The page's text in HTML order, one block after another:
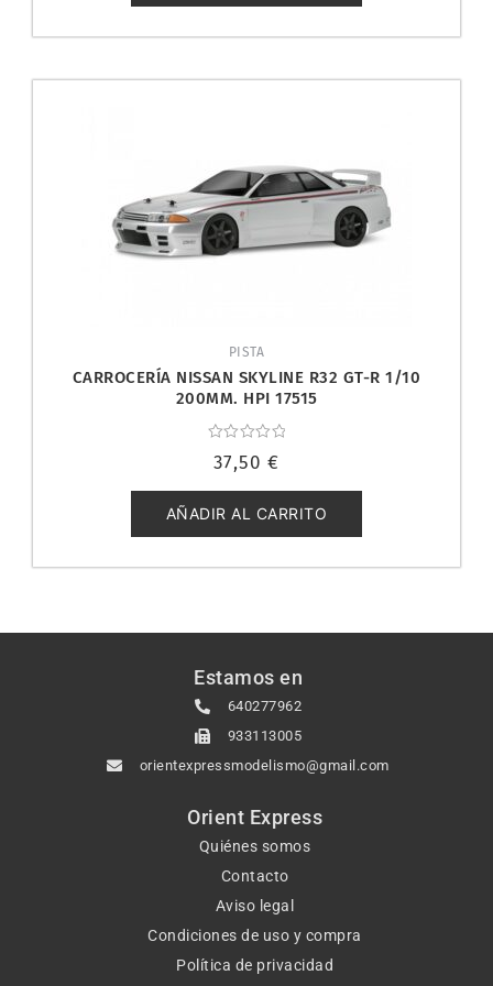
PISTA
CARROCERÍA NISSAN SKYLINE R32 GT-R 1/10
200MM. HPI 17515
con
de
5
37,50 €
AÑADIR AL CARRITO
Estamos en
640277962
933113005
orientexpressmodelismo@gmail.com
Orient Express
Quiénes somos
Contacto
Aviso legal
Condiciones de uso y compra
Política de privacidad